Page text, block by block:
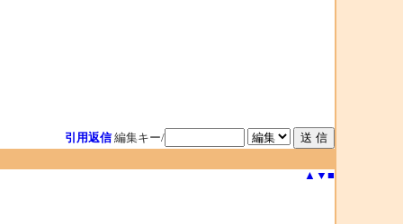
引用返信 編集キー/
▲ ▼ ■